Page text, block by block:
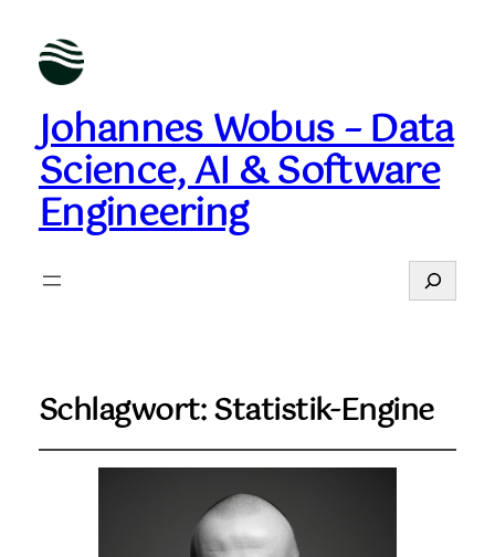
Johannes Wobus – Data
Science, AI & Software
Engineering
Suchen
Schlagwort:Statistik-Engine